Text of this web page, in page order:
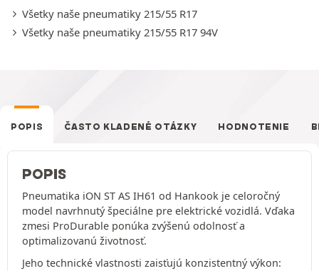
Všetky naše pneumatiky 215/55 R17
Všetky naše pneumatiky 215/55 R17 94V
POPIS ČASTO KLADENÉ OTÁZKY HODNOTENIE
POPIS
Pneumatika iON ST AS IH61 od Hankook je celoročný
model navrhnutý špeciálne pre elektrické vozidlá. Vďaka
zmesi ProDurable ponúka zvýšenú odolnosť a
optimalizovanú životnosť.
Jeho technické vlastnosti zaisťujú konzistentný výkon: